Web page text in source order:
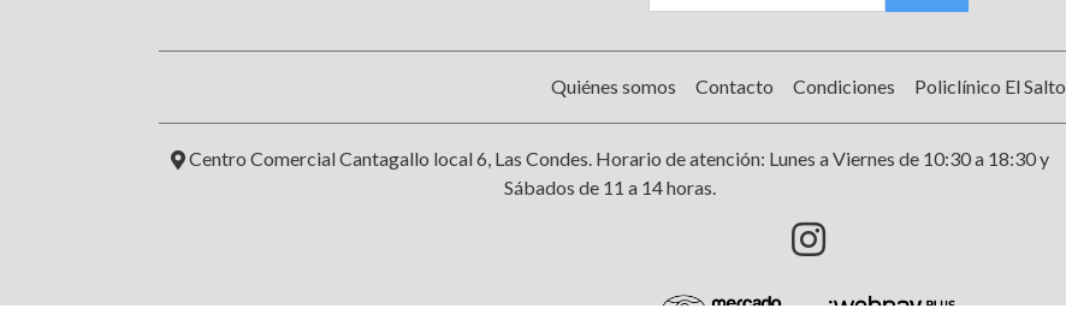
Quiénes somos Contacto Condiciones Policlínico El Salto
Centro Comercial Cantagallo local 6, Las Condes. Horario de atención: Lunes a Viernes de 10:30 a 18:30 y
Sábados de 11 a 14 horas.